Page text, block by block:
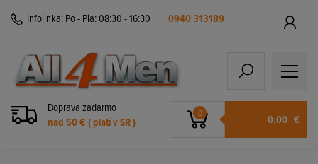
Infolinka: Po - Pia: 08:30 - 16:30 0940 313189
Doprava zadarmo
nad 50 € ( platí v SR )
0 0,00 €